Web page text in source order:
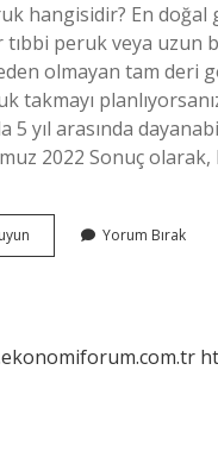
hangisidir? En
tıbbi peruk veya
olmayan tam deri
takmayı
5 yıl arasında
2022 Sonuç
Iyi
Yorum Bırak